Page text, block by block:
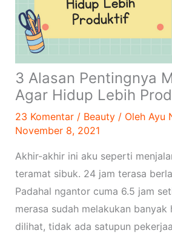
3 Alasan Pentingnya
Agar Hidup Lebih
23 Komentar / Beauty/ Oleh Ayu
November 8, 2021
Akhir-akhir ini aku seperti
teramat sibuk. 24 jam terasa
Padahal ngantor cuma 6.5 jam
merasa sudah melakukan banyak
dilihat, tidak ada satupun